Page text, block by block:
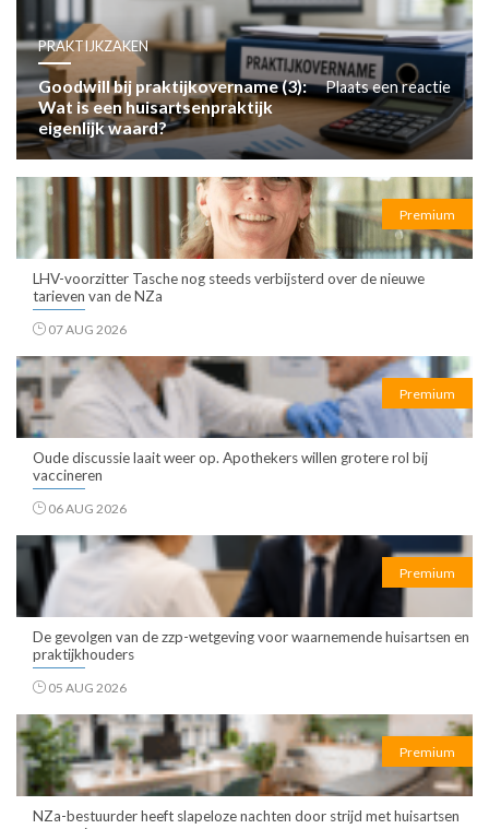
PRAKTIJKZAKEN
Goodwill bij praktijkovername (3):
Wat is een huisartsenpraktijk
eigenlijk waard?
Plaats een reactie
Premium
LHV-voorzitter Tasche nog steeds verbijsterd over de nieuwe
tarieven van de NZa
07 AUG 2026
Premium
Oude discussie laait weer op. Apothekers willen grotere rol bij
vaccineren
06 AUG 2026
Premium
De gevolgen van de zzp-wetgeving voor waarnemende huisartsen en
praktijkhouders
05 AUG 2026
Premium
NZa-bestuurder heeft slapeloze nachten door strijd met huisartsen